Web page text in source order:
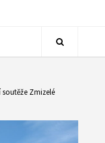
soutěže Zmizelé